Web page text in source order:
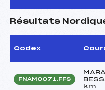
Résultats
Codex
FNAM0071.FFS
km